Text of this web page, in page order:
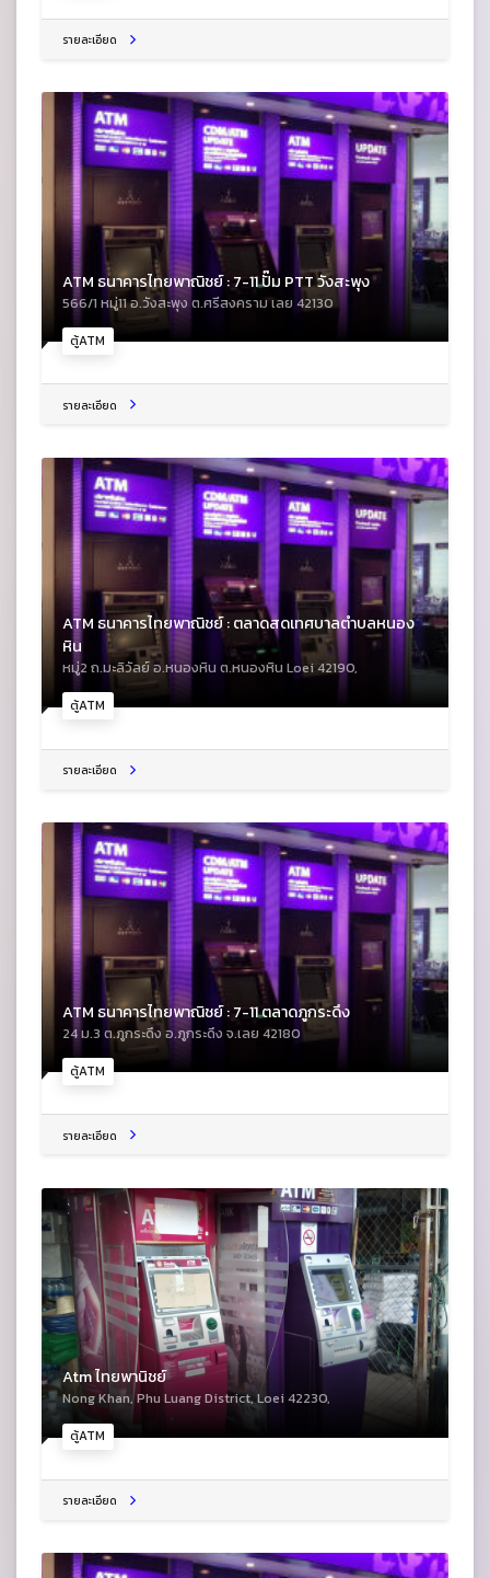
รายละเอียด
ตู้ATM
ATM ธนาคารไทยพาณิชย์ : 7-11 ปั๊ม PTT วังสะพุง
566/1 หมู่11 อ.วังสะพุง ต.ศรีสงคราม เลย 42130
รายละเอียด
ตู้ATM
ATM ธนาคารไทยพาณิชย์ : ตลาดสดเทศบาลตำบลหนอง
หิน
หมู่2 ถ.มะลิวัลย์ อ.หนองหิน ต.หนองหิน Loei 42190,
รายละเอียด
ตู้ATM
ATM ธนาคารไทยพาณิชย์ : 7-11 ตลาดภูกระดึง
24 ม.3 ต.ภูกระดึง อ.ภูกระดึง จ.เลย 42180
รายละเอียด
ตู้ATM
Atm ไทยพานิชย์
Nong Khan, Phu Luang District, Loei 42230,
รายละเอียด